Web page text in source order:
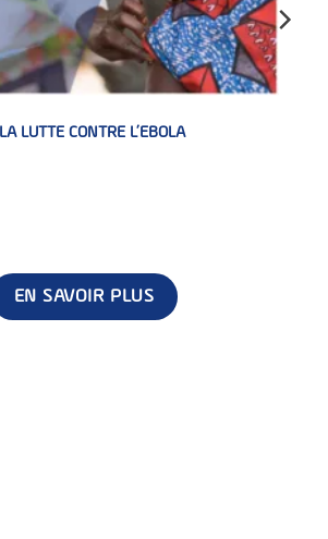
LUTTE CONTRE L’EBOLA
EN SAVOIR PLUS